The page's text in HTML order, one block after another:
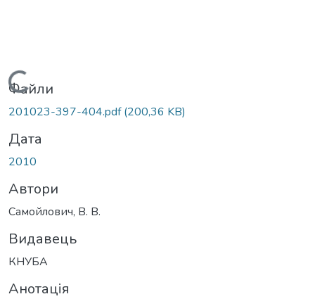
Вантажиться...
Файли
201023-397-404.pdf(200,36 KB)
Дата
2010
Автори
Самойлович, В. В.
Видавець
КНУБА
Анотація